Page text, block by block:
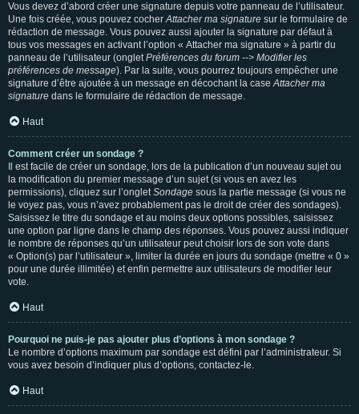
Vous devez d’abord créer une signature depuis votre panneau de l’utilisateur.
Une fois créée, vous pouvez cocherAttacher ma signature sur le formulaire de
rédaction de message. Vous pouvez aussi ajouter la signature par défaut à
tous vos messages en activant l’option « Attacher ma signature » à partir du
panneau de l’utilisateur (ongletPréférences du forum --> Modifier les
préférences de message). Par la suite, vous pourrez toujours empêcher une
signature d’être ajoutée à un message en décochant la caseAttacher ma
signature dans le formulaire de rédaction de message.
Haut
Comment créer un sondage ?
Il est facile de créer un sondage, lors de la publication d’un nouveau sujet ou
la modification du premier message d’un sujet (si vous en avez les
permissions), cliquez sur l’ongletSondage sous la partie message (si vous ne
le voyez pas, vous n’avez probablement pas le droit de créer des sondages).
Saisissez le titre du sondage et au moins deux options possibles, saisissez
une option par ligne dans le champ des réponses. Vous pouvez aussi indiquer
le nombre de réponses qu’un utilisateur peut choisir lors de son vote dans
« Option(s) par l’utilisateur », limiter la durée en jours du sondage (mettre « 0 »
pour une durée illimitée) et enfin permettre aux utilisateurs de modifier leur
vote.
Haut
Pourquoi ne puis-je pas ajouter plus d’options à mon sondage ?
Le nombre d’options maximum par sondage est défini par l’administrateur. Si
vous avez besoin d’indiquer plus d’options, contactez-le.
Haut